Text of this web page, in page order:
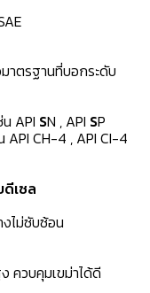
าตรฐานที่บอกระดับ
น API SN , API SP
API CH-4 , API CI-4
เซล
ไม่ซับซ้อน
ควบคุมเขม่าได้ดี